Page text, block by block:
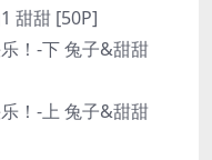
甜甜 [50P]
！-下 兔子&甜甜
！-上 兔子&甜甜